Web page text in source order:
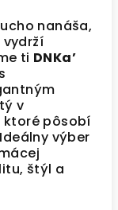
nanáša,
vydrží
ti DNKa’
v
ktoré pôsobí
výber
štýl a